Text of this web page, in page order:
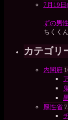
7月19
ずの男
ちくくん
カテゴリ
内閣府
厚性省